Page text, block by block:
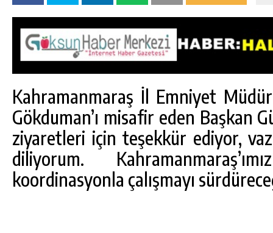
Kahramanmaraş İl Emniyet
Gökduman’ı misafir eden Başkan
ziyaretleri için teşekkür ediyor,
diliyorum.
koordinasyonla çalışmayı